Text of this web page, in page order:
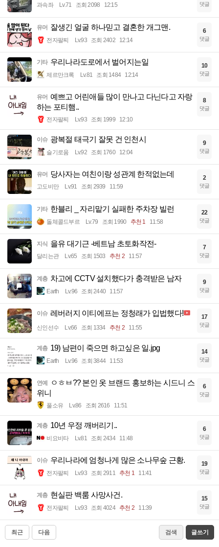
과속좌 Lv.71 조회 2098 12:15 댓글
유머 잘생긴 얼굴 하나믿고 결혼한 개그맨.
전자팔찌 Lv.93 조회 2402 12:14
6
댓글
기타 우리나라도로에서 벌어지는일
제르만크록 Lv.81 조회 1484 12:14
10
댓글
유머 예쁘고 어린애들 많이 만나고 다닌다고 자랑
하는 포티햄..
전자팔찌 Lv.93 조회 1999 12:10
8
댓글
이슈 광복절 태극기 잘못 건 인천시
슬기로움 Lv.92 조회 1760 12:04
9
댓글
유머 당사자는 여친이랑 성관계 한적없는데
고도비만 Lv.91 조회 2939 11:59
2
댓글
기타 한블리 _ 자리맡기 실패한 주차장 빌런
돌체콜드부르 Lv.79 조회 1990 추천 1 11:58
22
댓글
지식 을유 대기근 -베트남 초토화작전-
달리는관 Lv.65 조회 1503 추천 2 11:57
7
댓글
계층 차고에 CCTV 설치했다가 충격받은 남자
Earth Lv.96 조회 2440 11:57
9
댓글
이슈 레버러지 이티에프는 정청래가 입법했다!
신인선수 Lv.66 조회 1334 추천 2 11:55
17
댓글
계층 19) 남편이 죽으면 하고싶은 일.jpg
Earth Lv.96 조회 3844 11:53
14
댓글
연예
ㅇㅎㅂ?? 본인 옷 브랜드 홍보하는 시드니 스
위니
풀소유 Lv.86 조회 2616 11:51
6
댓글
계층 10년 우정 깨버리기..
비요비타 Lv.81 조회 2434 11:48
6
댓글
이슈 우리나라에 엄청나게 많은 소나무숲 근황.
전자팔찌 Lv.93 조회 2911 추천 1 11:41
19
댓글
계층 현실판 백룸 사망사건.
전자팔찌 Lv.93 조회 4024 추천 2 11:39
15
댓글
최근 다음 검색 글쓰기